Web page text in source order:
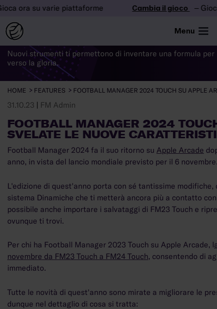
su varie piattaforme Cambia il gioco – Gioca ora
Menu
LE DI FM24
Nuovi strumenti ti permettono di inventare una formula
verso la gloria.
HOME FEATURES FOOTBALL MANAGER 2024 TOUCH SU APPLE
31.10.23 | FM Admin
FOOTBALL MANAGER 2024
SVELATE LE NUOVE
Football Manager 2024 fa il suo ritorno su Apple Arcade
anno, in vista del lancio mondiale previsto per il 6
L'edizione di quest'anno porta con sé tantissime
sistema Dinamiche che ti metterà ancora più a contatto
possibile anche importare i salvataggi di FM23 Touch e
ovunque ti trovi.
Per chi ha Football Manager 2023 Touch su Apple Arcade, l
novembre da FM23 Touch a FM24 Touch, consentendo di
immediato.
Tutte le novità di quest'anno sono mirate a migliorare le
dunque nel dettaglio di cosa si tratta: